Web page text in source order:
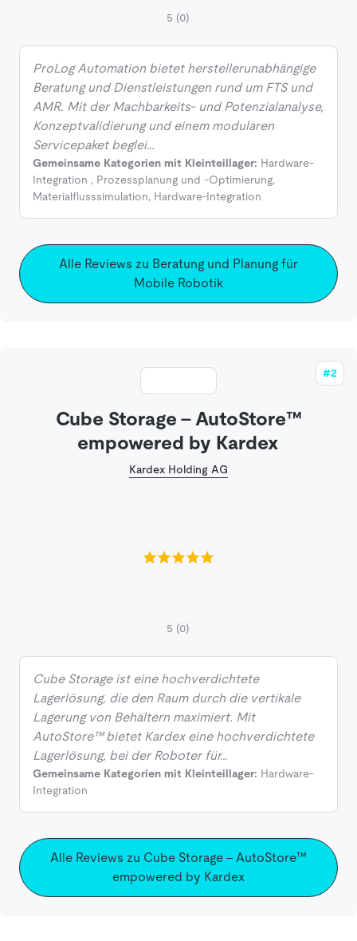
5 (0)
ProLog Automation bietet herstellerunabhängige
Beratung und Dienstleistungen rund um FTS und
AMR. Mit der Machbarkeits- und Potenzialanalyse,
Konzeptvalidierung und einem modularen
Servicepaket beglei…
Gemeinsame Kategorien mit Kleinteillager: Hardware-
Integration , Prozessplanung und -Optimierung,
Materialflusssimulation, Hardware-Integration
Alle Reviews zu Beratung und Planung für
Mobile Robotik
#2
Cube Storage - AutoStore™
empowered by Kardex
Kardex Holding AG
5 (0)
Cube Storage ist eine hochverdichtete
Lagerlösung, die den Raum durch die vertikale
Lagerung von Behältern maximiert. Mit
AutoStore™ bietet Kardex eine hochverdichtete
Lagerlösung, bei der Roboter für…
Gemeinsame Kategorien mit Kleinteillager: Hardware-
Integration
Alle Reviews zu Cube Storage - AutoStore™
empowered by Kardex